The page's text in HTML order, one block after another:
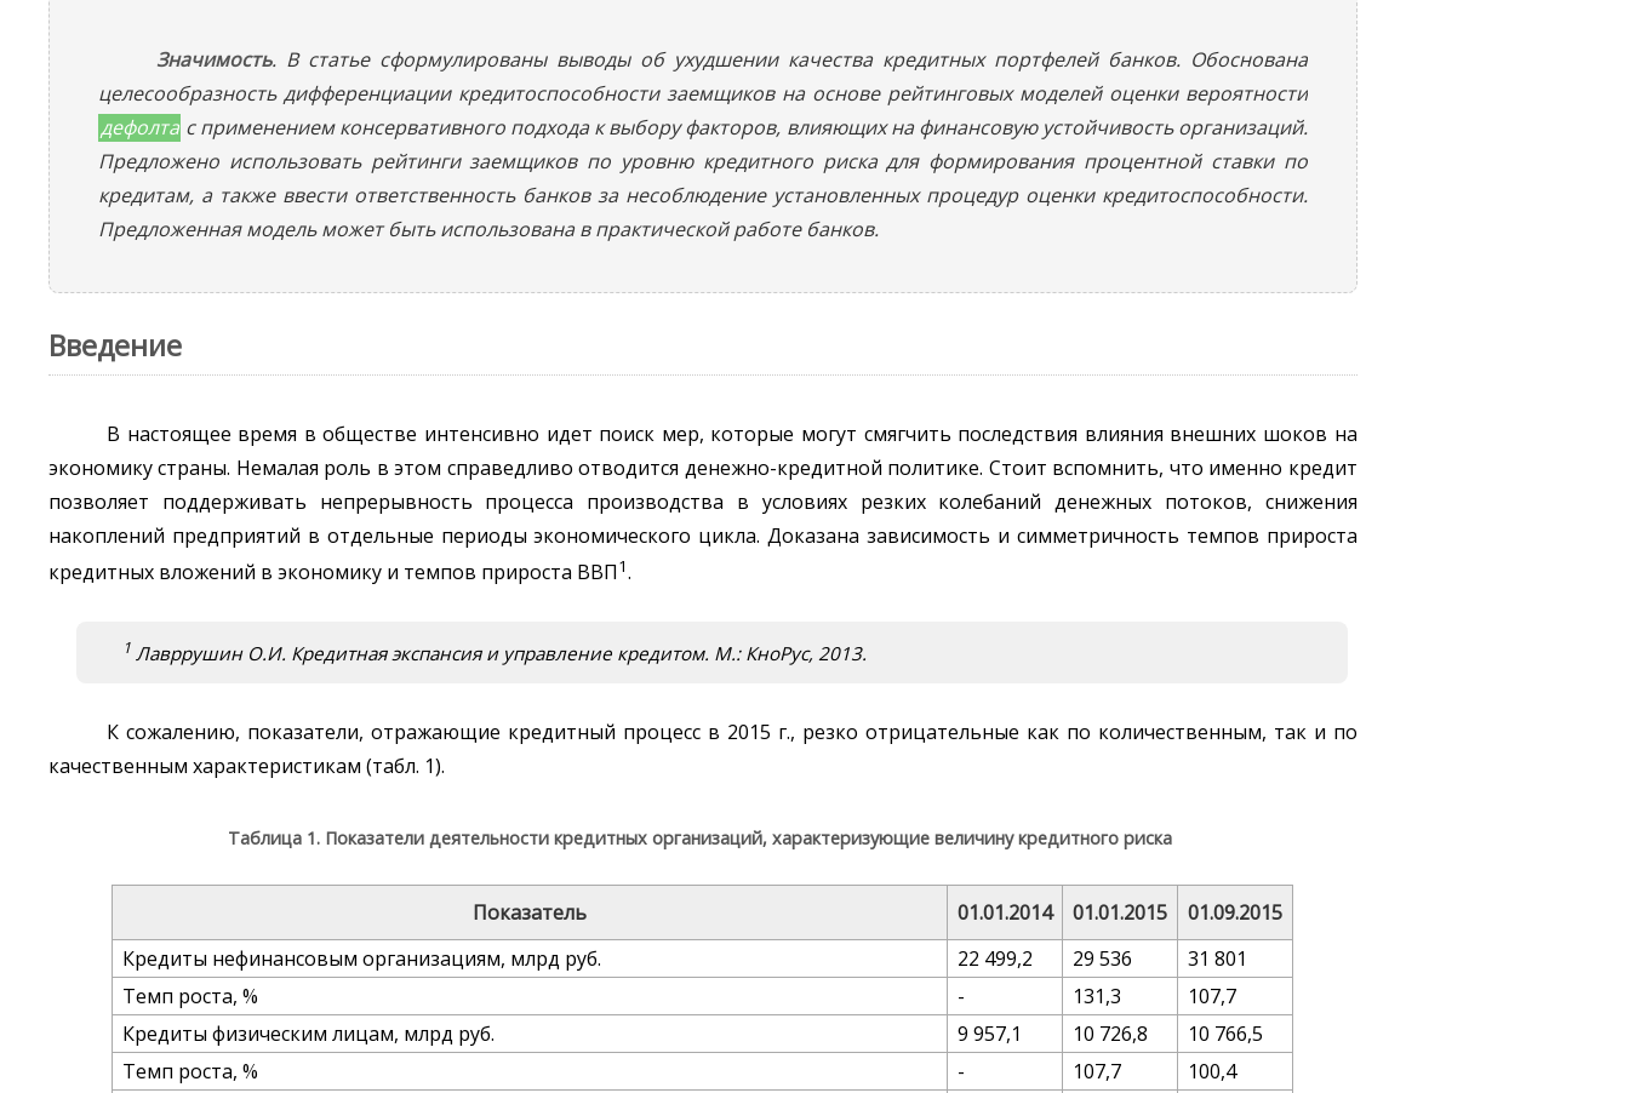
Значимость. В статье сформулированы выводы об ухудшении качества кредитных портфелей банков. Обоснована
целесообразность дифференциации кредитоспособности заемщиков на основе рейтинговых моделей оценки вероятности
дефолта с применением консервативного подхода к выбору факторов, влияющих на финансовую устойчивость организаций.
Предложено использовать рейтинги заемщиков по уровню кредитного риска для формирования процентной ставки по
кредитам, а также ввести ответственность банков за несоблюдение установленных процедур оценки кредитоспособности.
Предложенная модель может быть использована в практической работе банков.
Введение
В настоящее время в обществе интенсивно идет поиск мер, которые могут смягчить последствия влияния внешних шоков на
экономику страны. Немалая роль в этом справедливо отводится денежно-кредитной политике. Стоит вспомнить, что именно кредит
позволяет поддерживать непрерывность процесса производства в условиях резких колебаний денежных потоков, снижения
накоплений предприятий в отдельные периоды экономического цикла. Доказана зависимость и симметричность темпов прироста
кредитных вложений в экономику и темпов прироста ВВП1.
1 Лавррушин О.И. Кредитная экспансия и управление кредитом. М.: КноРус, 2013.
К сожалению, показатели, отражающие кредитный процесс в 2015 г., резко отрицательные как по количественным, так и по
качественным характеристикам (табл. 1).
Таблица 1. Показатели деятельности кредитных организаций, характеризующие величину кредитного риска
Показатель 01.01.2014 01.01.2015
01.09.2015
Кредиты нефинансовым организациям, млрд руб.
22 499,2 29 536
31 801
Темп роста, %
- 131,3
107,7
Кредиты физическим лицам, млрд руб.
9 957,1 10 726,8
10 766,5
Темп роста, %
- 107,7
100,4